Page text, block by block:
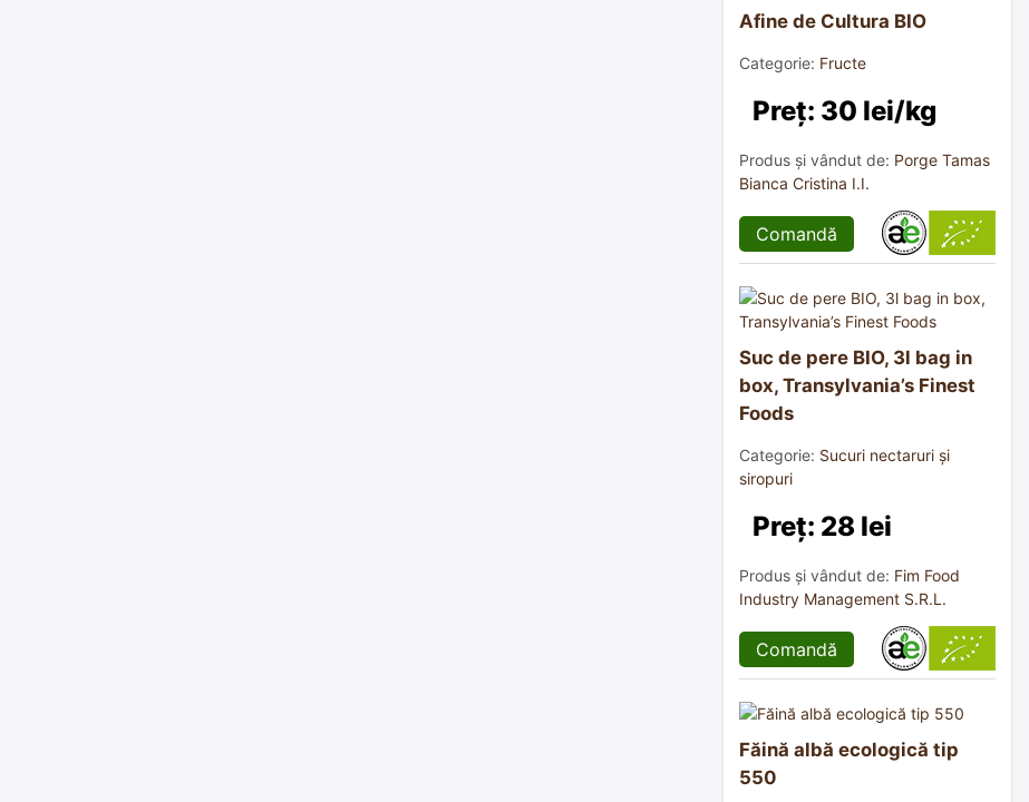
Afine de Cultura BIO
Categorie: Fructe
Preț: 30 lei/kg
Produs și vândut de: Porge Tamas
Bianca Cristina I.I.
Comandă
Suc de pere BIO, 3l bag in
box, Transylvania’s Finest
Foods
Categorie: Sucuri nectaruri și
siropuri
Preț: 28 lei
Produs și vândut de: Fim Food
Industry Management S.R.L.
Comandă
Făină albă ecologică tip
550